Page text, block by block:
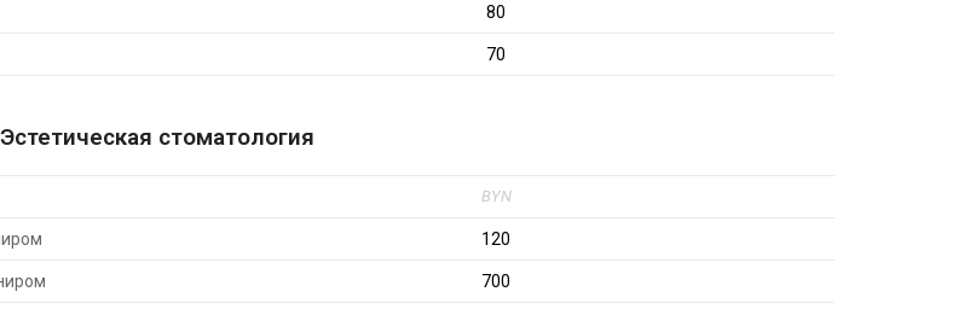
80
70
Эстетическая стоматология
BYN
120
700